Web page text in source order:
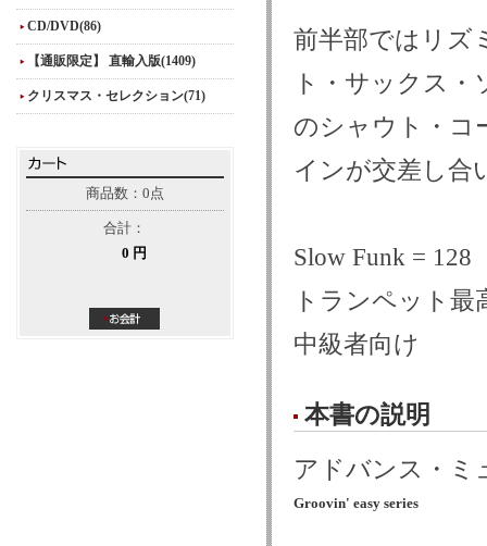
CD/DVD(86)
【通販限定】 直輸入版(1409)
クリスマス・セレクション(71)
商品数：0点
合計：
0 円
前半部ではリズ
ト・サックス
のシャウト・コ
インが交差し合
Slow Funk = 128
トランペット
中級者向け
本書の説明
アドバンス・ミ
Groovin' easy series